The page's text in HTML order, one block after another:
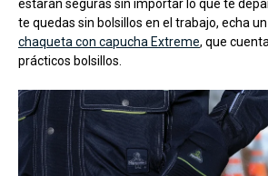
estarán seguras sin importar lo que te
te quedas sin bolsillos en el trabajo, echa
chaqueta con capucha Extreme, que
prácticos bolsillos.